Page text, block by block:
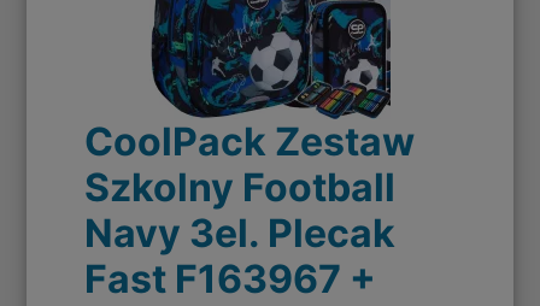
CoolPack Zestaw
Szkolny Football
Navy 3el. Plecak
Fast F163967 +